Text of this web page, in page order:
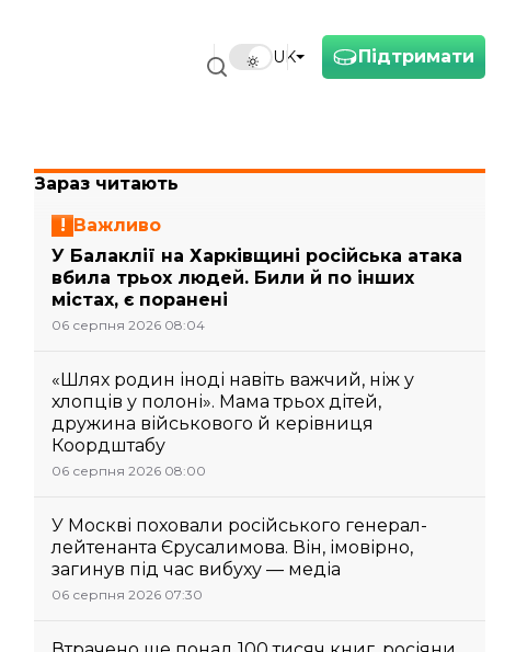
Підтримати
UK
Зараз читають
Важливо
У Балаклії на Харківщині російська атака
вбила трьох людей. Били й по інших
містах, є поранені
06 серпня 2026 08:04
«Шлях родин іноді навіть важчий, ніж у
хлопців у полоні». Мама трьох дітей,
дружина військового й керівниця
Коордштабу
06 серпня 2026 08:00
У Москві поховали російського генерал-
лейтенанта Єрусалимова. Він, імовірно,
загинув під час вибуху — медіа
06 серпня 2026 07:30